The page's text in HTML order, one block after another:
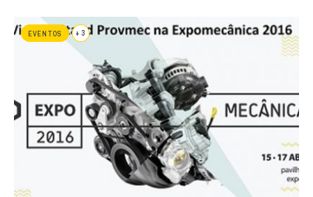
EVENTOS + 3